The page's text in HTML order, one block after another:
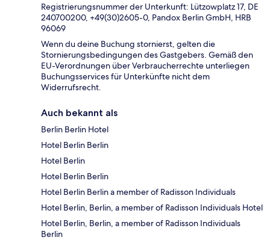
Registrierungsnummer der Unterkunft: Lützowplatz 17, DE
240700200, +49(30)2605-0, Pandox Berlin GmbH, HRB
96069
Wenn du deine Buchung stornierst, gelten die
Stornierungsbedingungen des Gastgebers. Gemäß den
EU-Verordnungen über Verbraucherrechte unterliegen
Buchungsservices für Unterkünfte nicht dem
Widerrufsrecht.
Auch bekannt als
Berlin Berlin Hotel
Hotel Berlin Berlin
Hotel Berlin
Hotel Berlin Berlin
Hotel Berlin Berlin a member of Radisson Individuals
Hotel Berlin, Berlin, a member of Radisson Individuals Hotel
Hotel Berlin, Berlin, a member of Radisson Individuals
Berlin